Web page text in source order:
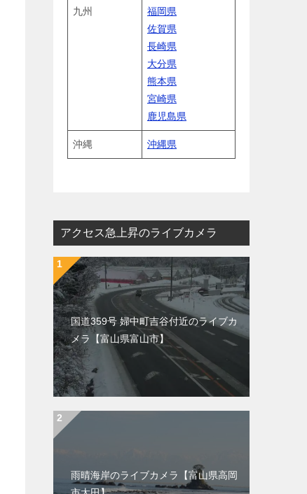
九州
福岡県
佐賀県
長崎県
大分県
熊本県
宮崎県
鹿児島県
沖縄 沖縄県
アクセス急上昇のライブカメラ
国道359号 婦中町吉谷付近のライブカ
メラ【富山県富山市】
雨晴海岸のライブカメラ【富山県高岡